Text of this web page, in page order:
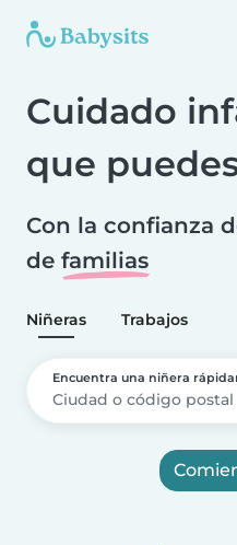
Cuidado
que
Con la confianza
de familias
Niñeras Trabajos
Encuentra una niñera